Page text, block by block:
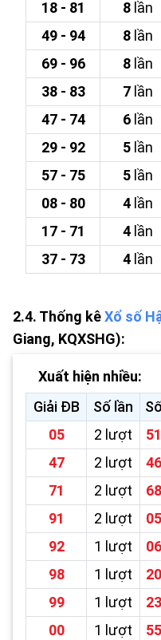
18 - 81
8lần
49 - 94
8lần
69 - 96
8lần
38 - 83
7lần
47 - 74
6lần
29 - 92
5lần
57 - 75
5lần
08 - 80
4lần
17 - 71
4lần
37 - 73
4lần
2.4. Thống kêXổ số
Giang, KQXSHG):
Xuất hiện nhiều:
Giải ĐB
Số lần
05
2 lượt 51
47
2 lượt 46
71
2 lượt 68
91
2 lượt 05
92
1 lượt 06
98
1 lượt 20
99
1 lượt 23
00
1 lượt 55